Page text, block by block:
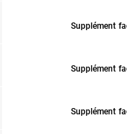
Supplément
Supplément
Supplément